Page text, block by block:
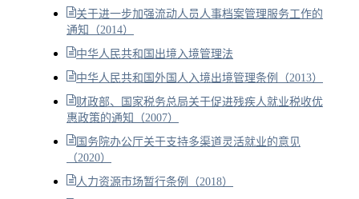
关于进一步加强流动人员人事档案管理服务工作的
通知（2014）
中华人民共和国出境入境管理法
中华人民共和国外国人入境出境管理条例（2013）
财政部、国家税务总局关于促进残疾人就业税收优
惠政策的通知（2007）
国务院办公厅关于支持多渠道灵活就业的意见
（2020）
人力资源市场暂行条例（2018）